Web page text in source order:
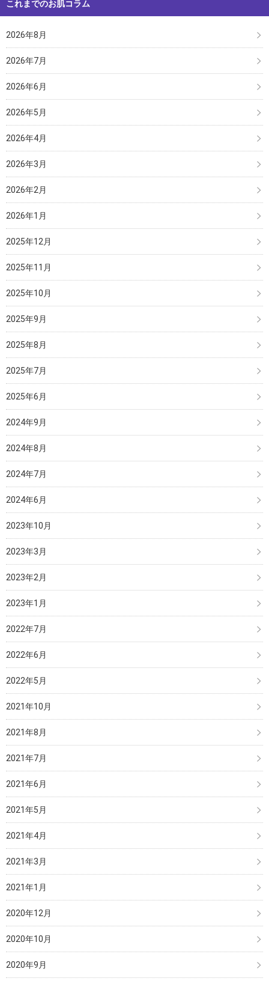
これまでのお肌コラム
2026年8月
2026年7月
2026年6月
2026年5月
2026年4月
2026年3月
2026年2月
2026年1月
2025年12月
2025年11月
2025年10月
2025年9月
2025年8月
2025年7月
2025年6月
2024年9月
2024年8月
2024年7月
2024年6月
2023年10月
2023年3月
2023年2月
2023年1月
2022年7月
2022年6月
2022年5月
2021年10月
2021年8月
2021年7月
2021年6月
2021年5月
2021年4月
2021年3月
2021年1月
2020年12月
2020年10月
2020年9月